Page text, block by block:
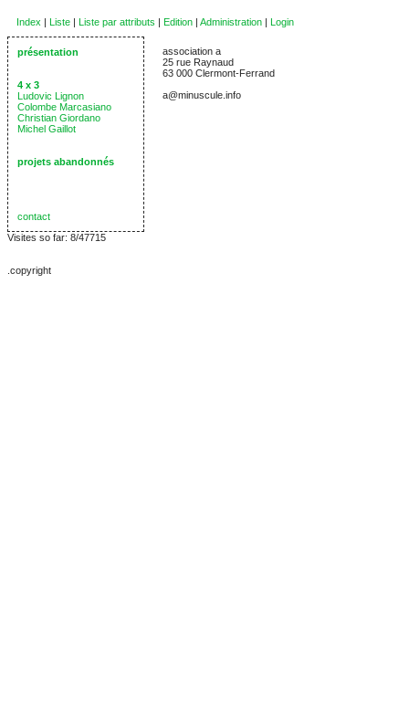
Index | Liste | Liste par attributs | Edition | Administration | Login
présentation
4 x 3
Ludovic Lignon
Colombe Marcasiano
Christian Giordano
Michel Gaillot
projets abandonnés
contact
association a
25 rue Raynaud
63 000 Clermont-Ferrand
a@minuscule.info
Visites so far: 8/47715
.copyright